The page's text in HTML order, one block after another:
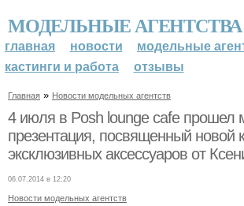
МОДЕЛЬНЫЕ АГЕНТСТВА
главная новости
модельные
кастинги и работа
отзывы
Главная » Новости модельных агентств
4 июля в Posh lounge cafe прошел
презентация, посвященный новой
эксклюзивных аксессуаров от
06.07.2014 в 12:20
Новости модельных агентств